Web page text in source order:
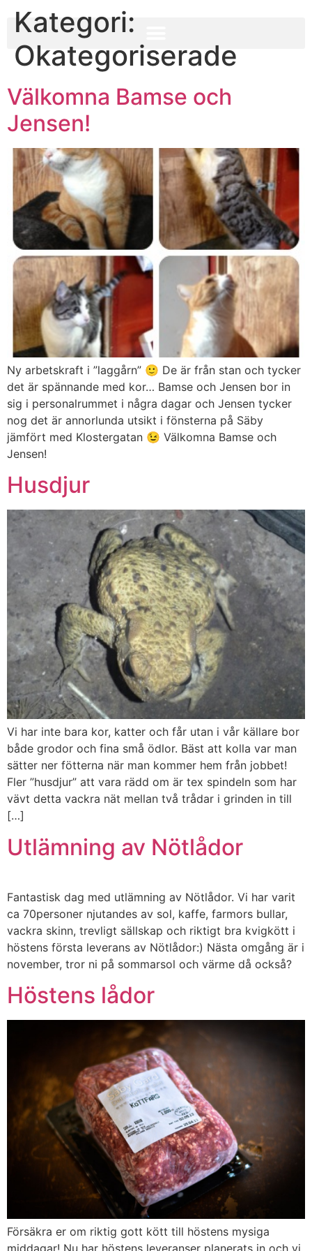
Kategori:
Okategoriserade
Välkomna Bamse och
Jensen!
Ny arbetskraft i ”laggårn” 🙂 De är från stan och tycker
det är spännande med kor… Bamse och Jensen bor in
sig i personalrummet i några dagar och Jensen tycker
nog det är annorlunda utsikt i fönsterna på Säby
jämfört med Klostergatan 😉 Välkomna Bamse och
Jensen!
Husdjur
Vi har inte bara kor, katter och får utan i vår källare bor
både grodor och fina små ödlor. Bäst att kolla var man
sätter ner fötterna när man kommer hem från jobbet!
Fler ”husdjur” att vara rädd om är tex spindeln som har
vävt detta vackra nät mellan två trådar i grinden in till
[…]
Utlämning av Nötlådor
Fantastisk dag med utlämning av Nötlådor. Vi har varit
ca 70personer njutandes av sol, kaffe, farmors bullar,
vackra skinn, trevligt sällskap och riktigt bra kvigkött i
höstens första leverans av Nötlådor:) Nästa omgång är i
november, tror ni på sommarsol och värme då också?
Höstens lådor
Försäkra er om riktig gott kött till höstens mysiga